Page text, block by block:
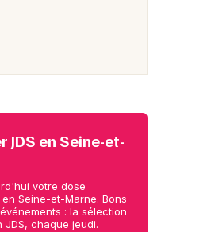
JDS en Seine-et-
votre dose
Seine-et-Marne. Bons
: la sélection
chaque jeudi.